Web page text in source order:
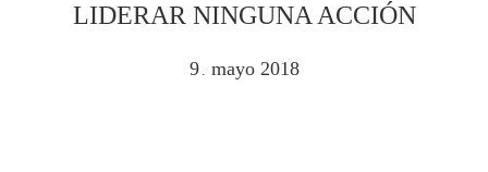
LIDERAR NINGUNA ACCIÓN
9 . mayo 2018